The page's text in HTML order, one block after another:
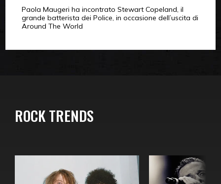
Paola Maugeri ha incontrato Stewart Copeland, il
grande batterista dei Police, in occasione dell’uscita di
Around The World
ROCK TRENDS